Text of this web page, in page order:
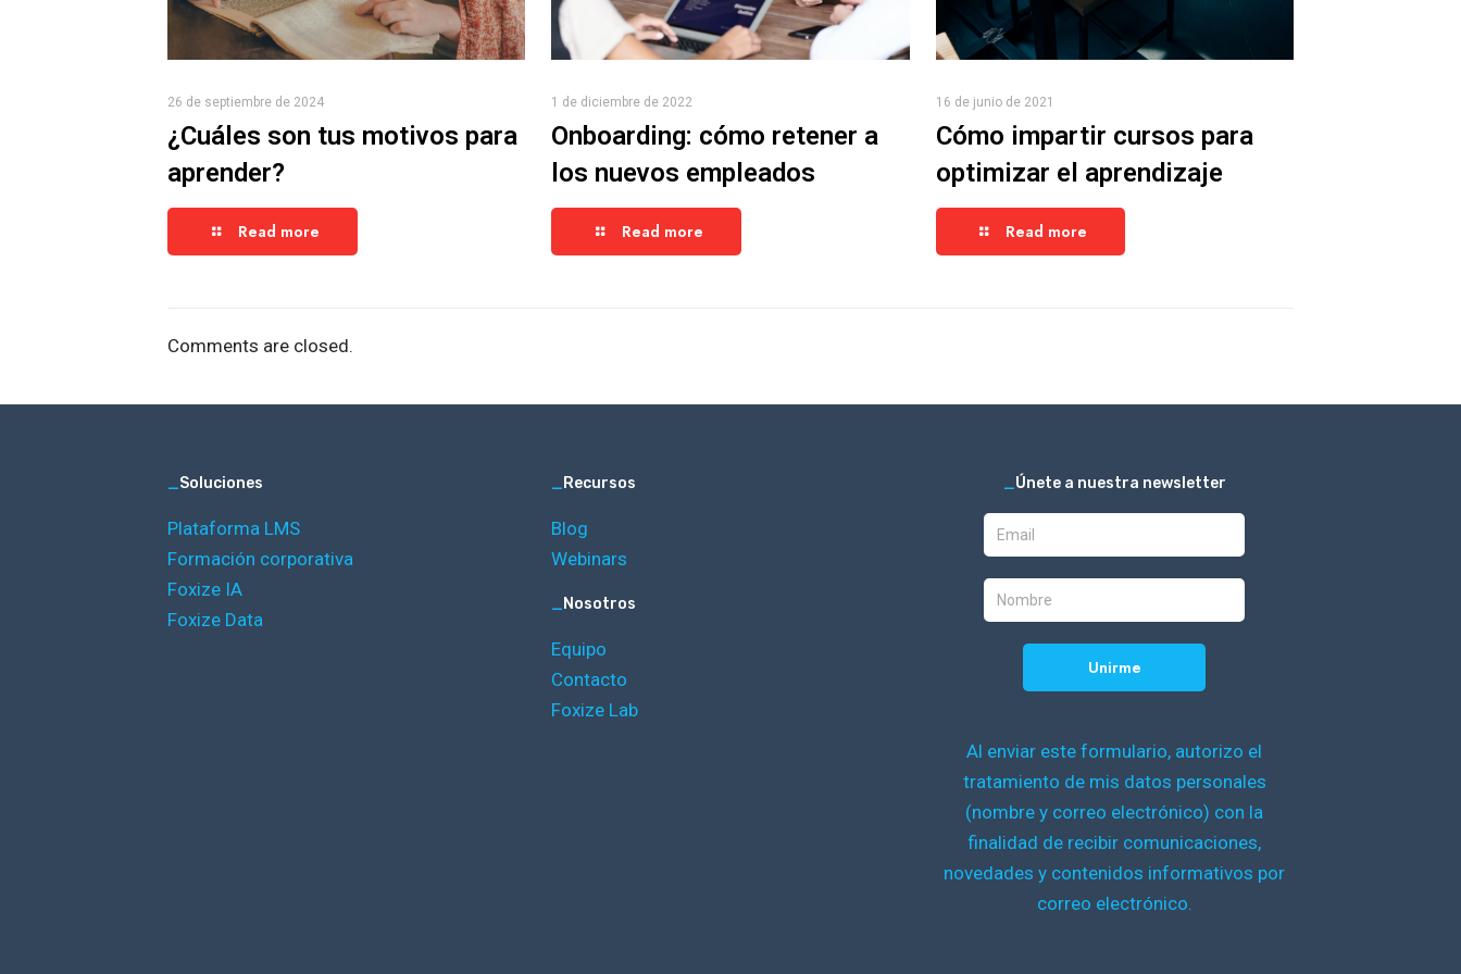
26 de septiembre de 2024
¿Cuáles son tus motivos para
aprender?
Read more
1 de diciembre de 2022
Onboarding: cómo retener a
los nuevos empleados
Read more
16 de junio de 2021
Cómo impartir cursos para
optimizar el aprendizaje
Read more
Comments are closed.
_Soluciones
Plataforma LMS
Formación corporativa
Foxize IA
Foxize Data
_Recursos
Blog
Webinars
_Nosotros
Equipo
Contacto
Foxize Lab
_Únete a nuestra newsletter
Al enviar este formulario, autorizo el
tratamiento de mis datos personales
(nombre y correo electrónico) con la
finalidad de recibir comunicaciones,
novedades y contenidos informativos por
correo electrónico.